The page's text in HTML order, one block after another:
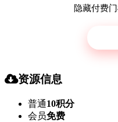
隐藏付费
资源信息
普通10积分
会员免费